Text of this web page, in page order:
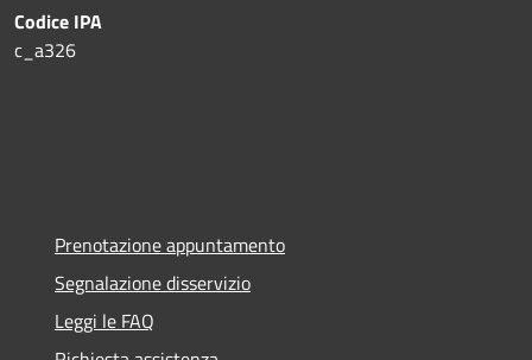
Codice IPA
c_a326
Prenotazione appuntamento
Segnalazione disservizio
Leggi le FAQ